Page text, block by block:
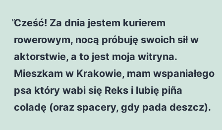
Cześć! Za dnia jestem kurierem
rowerowym, nocą próbuję swoich sił w
aktorstwie, a to jest moja witryna.
Mieszkam w Krakowie, mam wspaniałego
psa który wabi się Reks i lubię piña
coladę (oraz spacery, gdy pada deszcz).